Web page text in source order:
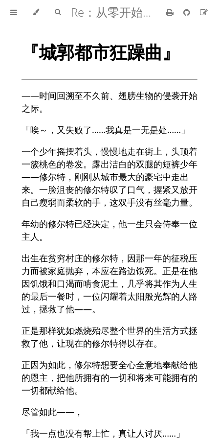
Re：从零开始的异世界生活
『城郭都市狂躁曲』
――时间回溯至不久前、翅膀生物的侵袭开始
之际。
「唉～，又失败了……我真是一无是处……」
一个少年摇摆着头，慢慢地走在街上，头顶着
一簇桃色的卷发。露出洁白的双腿的短裤少年
——修尔特，刚刚从城市最大的豪宅中走出
来。一脸沮丧的修尔特叹了口气，握紧又放开
自己瘦弱而柔软的手，这双手没有丝毫力量。
年幼的修尔特已经决定，他一生只会侍奉一位
主人。
出生在贫穷村庄的修尔特，因那一年的征税压
力而被家庭抛弃，本应在路边饿死。正是在他
因饥饿和口渴而啃食泥土，几乎将其作为人生
的最后一餐时，一位闪耀着太阳般光辉的人路
过，拯救了他——。
正是那样犹如燃烧殆尽整个世界的生活方式拯
救了他，让现在的修尔特得以存在。
正因为如此，修尔特想要全心全意地奉献给他
的恩主，把他所拥有的一切和将来可能拥有的
一切都献给他。
尽管如此——，
「我一点也没有帮上忙，真让人讨厌……」